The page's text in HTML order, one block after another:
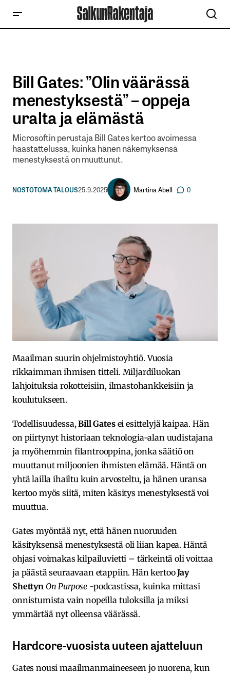
Bill Gates: ”Olin väärässä
menestyksestä” – oppeja
uralta ja elämästä
Microsoftin perustaja Bill Gates kertoo avoimessa
haastattelussa, kuinka hänen näkemyksensä
menestyksestä on muuttunut.
NOSTOTOMA TALOUS25.9.2025 Martina Abell 0
Maailman suurin ohjelmistoyhtiö. Vuosia
rikkaimman ihmisen titteli. Miljardiluokan
lahjoituksia rokotteisiin, ilmastohankkeisiin ja
koulutukseen.
Todellisuudessa,Bill Gatesei esittelyjä kaipaa. Hän
on piirtynyt historiaan teknologia-alan uudistajana
ja myöhemmin filantrooppina, jonka säätiö on
muuttanut miljoonien ihmisten elämää. Häntä on
yhtä lailla ihailtu kuin arvosteltu, ja hänen uransa
kertoo myös siitä, miten käsitys menestyksestä voi
muuttua.
Gates myöntää nyt, että hänen nuoruuden
käsityksensä menestyksestä oli liian kapea. Häntä
ohjasi voimakas kilpailuvietti – tärkeintä oli voittaa
ja päästä seuraavaan etappiin. Hän kertooJay
Shettyn On Purpose -podcastissa, kuinka mittasi
onnistumista vain nopeilla tuloksilla ja miksi
ymmärtää nyt olleensa väärässä.
Hardcore-vuosista uuteen ajatteluun
Gates nousi maailmanmaineeseen jo nuorena, kun